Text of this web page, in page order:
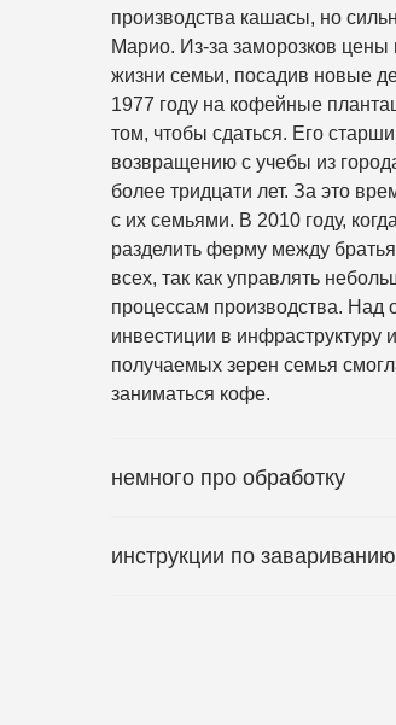
производства кашасы, но
Марио. Из-за заморозков
жизни семьи, посадив новые
1977 году на кофейные
том, чтобы сдаться. Его
возвращению с учебы из
более тридцати лет. За это
с их семьями. В 2010 году,
разделить ферму между
всех, так как управлять
процессам производства. Над
инвестиции в инфраструктуру
получаемых зерен семья
заниматься кофе.
немного про обработку
инструкции по завариванию